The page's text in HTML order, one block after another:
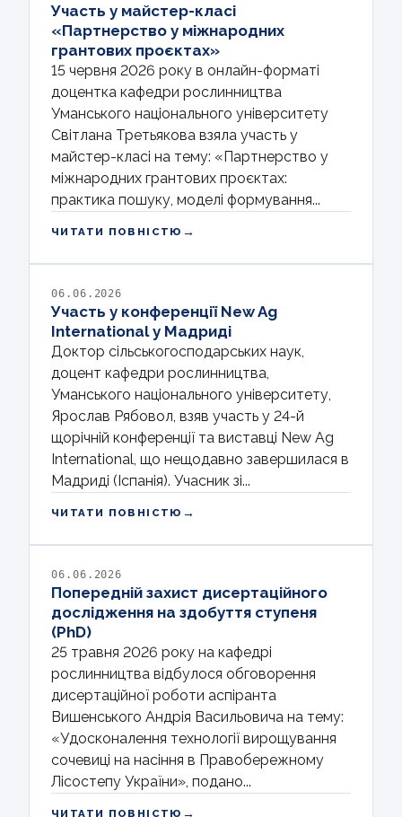
Участь у майстер-класі
«Партнерство у міжнародних
грантових проєктах»
15 червня 2026 року в онлайн-форматі
доцентка кафедри рослинництва
Уманського національного університету
Світлана Третьякова взяла участь у
майстер-класі на тему: «Партнерство у
міжнародних грантових проєктах:
практика пошуку, моделі формування...
ЧИТАТИ ПОВНІСТЮ →
06.06.2026
Участь у конференції New Ag
International у Мадриді
Доктор сільськогосподарських наук,
доцент кафедри рослинництва,
Уманського національного університету,
Ярослав Рябовол, взяв участь у 24-й
щорічній конференції та виставці New Ag
International, що нещодавно завершилася в
Мадриді (Іспанія). Учасник зі...
ЧИТАТИ ПОВНІСТЮ →
06.06.2026
Попередній захист дисертаційного
дослідження на здобуття ступеня
(PhD)
25 травня 2026 року на кафедрі
рослинництва відбулося обговорення
дисертаційної роботи аспіранта
Вишенського Андрія Васильовича на тему:
«Удосконалення технології вирощування
сочевиці на насіння в Правобережному
Лісостепу України», подано...
ЧИТАТИ ПОВНІСТЮ →